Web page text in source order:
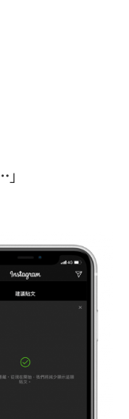
」